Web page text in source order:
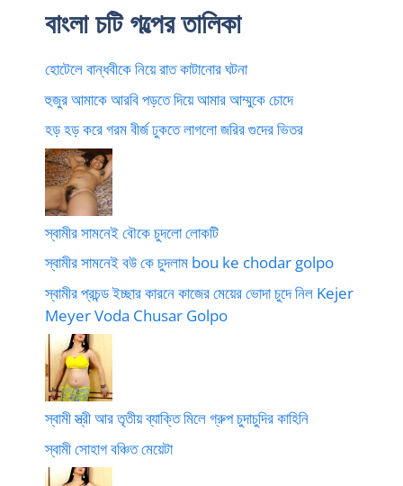
বাংলা চটি গল্পের তালিকা
হোটেলে বান্ধবীকে নিয়ে রাত কাটানোর ঘটনা
হুজুর আমাকে আরবি পড়তে দিয়ে আমার আম্মুকে চোদে
হড় হড় করে গরম বীর্জ ঢুকতে লাগলো জরির গুদের ভিতর
স্বামীর সামনেই বৌকে চুদলো লোকটি
স্বামীর সামনেই বউ কে চুদলাম bou ke chodar golpo
স্বামীর প্রচন্ড ইচ্ছার কারনে কাজের মেয়ের ভোদা চুদে নিল Kejer
Meyer Voda Chusar Golpo
স্বামী স্ত্রী আর তৃতীয় ব্যাক্তি মিলে গ্রুপ চুদাচুদির কাহিনি
স্বামী সোহাগ বঞ্চিত মেয়েটা